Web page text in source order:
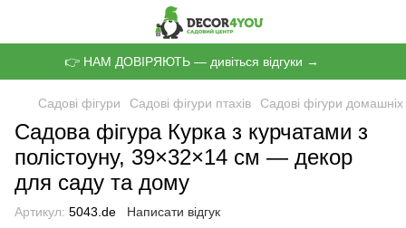
👉 НАМ ДОВІРЯЮТЬ — дивіться відгуки →
Садові фігури Садові фігури птахів Садові фігури домашніх
Садова фігура Курка з курчатами з
полістоуну, 39×32×14 см — декор
для саду та дому
Артикул: 5043.de Написати відгук